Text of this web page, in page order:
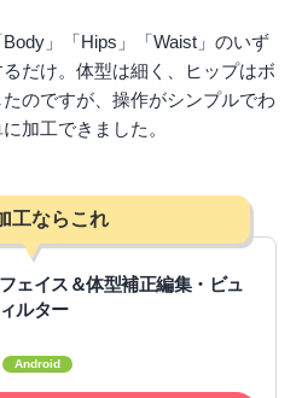
」「Hips」「Waist」のいず
だけ。体型は細く、ヒップはボ
のですが、操作がシンプルでわ
加工できました。
工ならこれ
ェイス＆体型補正編集・ビュ
ルター
Android